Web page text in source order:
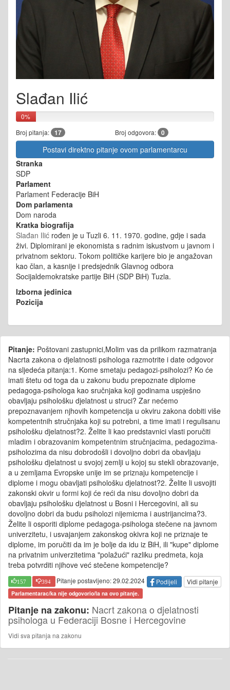
Slađan Ilić
0%
Broj pitanja: 17 Broj odgovora: 0
Postavi direktno pitanje ovom parlamentarcu
Stranka
SDP
Parlament
Parlament Federacije BiH
Dom parlamenta
Dom naroda
Kratka biografija
Slađan Ilić rođen je u Tuzli 6. 11. 1970. godine, gdje i sada
živi. Diplomirani je ekonomista s radnim iskustvom u javnom i
privatnom sektoru. Tokom političke karijere bio je angažovan
kao član, a kasnije i predsjednik Glavnog odbora
Socijaldemokratske partije BiH (SDP BiH) Tuzla.
Izborna jedinica
Pozicija
Pitanje: Poštovani zastupnici,Molim vas da prilikom razmatranja
Nacrta zakona o djelatnosti psihologa razmotrite i date odgovor
na sljedeća pitanja:1. Kome smetaju pedagozi-psiholozi? Ko će
imati štetu od toga da u zakonu budu prepoznate diplome
pedagoga-psihologa kao sručnjaka koji godinama uspješno
obavljaju psihološku djelatnost u struci? Zar nećemo
prepoznavanjem njhovih kompetencija u okviru zakona dobiti više
kompetentnih stručnjaka koji su potrebni, a time imati i regulisanu
psihološku djelatnost?2. Želite li kao predstavnici vlasti poručiti
mladim i obrazovanim kompetentnim stručnjacima, pedagozima-
psiholozima da nisu dobrodošli i dovoljno dobri da obavljaju
psihološku djelatnost u svojoj zemlji u kojoj su stekli obrazovanje,
a u zemljama Evropske unije im se priznaju kompetencije i
diplome i mogu obavljati psihološku djelatnost?2. Želite li usvojiti
zakonski okvir u formi koji će reći da nisu dovoljno dobri da
obavljaju psihološku djelatnost u Bosni i Hercegovini, ali su
dovoljno dobri da budu psiholozi nijemicma i austrijancima?3.
Želite li osporiti diplome pedagoga-psihologa stečene na javnom
univerzitetu, i usvajanjem zakonskog okivra koji ne priznaje te
diplome, im poručiti da im je bolje da idu iz BiH, ili "kupe" diplome
na privatnim univerzitetima "polažući" razliku predmeta, koja
treba potvrditi njihove već stečene kompetencije?
157 394 Pitanje postavljeno: 29.02.2024 Podijeli Vidi pitanje
Parlamentarac/ka nije odgovorio/la na ovo pitanje.
Pitanje na zakonu: Nacrt zakona o djelatnosti
psihologa u Federaciji Bosne i Hercegovine
Vidi sva pitanja na zakonu